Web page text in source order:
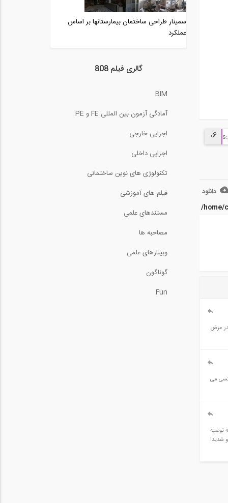
دانلود
/home/
عرض
می
آشنا هستم.چه توصیه
میشه وصفرهستم و شدیدا
15:47
آموزش مقدماتی اسکچاپ
(ترجمه و زیرنویس...
3:04
27:40
بخشی از فیلم جلسه اول
2:45
تحلیل تست های ریاضی
سمینار طراحی ساختمان بیمارستانها بر اساس
عملکرد
گالری فیلم 808
BIM
آمادگی آزمون بین المللی FE و PE
اجرایی خارجی
اجرایی داخلی
تکنولوژی های نوین ساختمانی
فیلم های آموزشی
مستندهای علمی
مصاحبه ها
وبینارهای علمی
گوناگون
Fun